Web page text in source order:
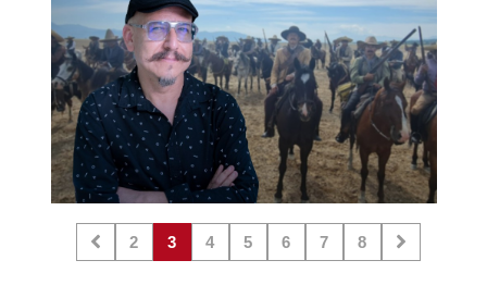
2 3 4 5 6 7 8